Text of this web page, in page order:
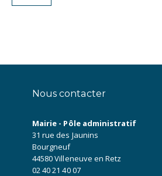
Nous contacter
Mairie - Pôle administratif
31 rue des Jaunins
Bourgneuf
44580 Villeneuve en Retz
02 40 21 40 07